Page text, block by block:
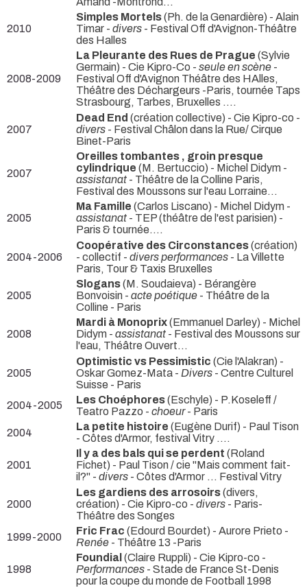
2010
Simples Mortels(Ph. de la Genardière) - Alain
Timar - divers - Festival Off d'Avignon-Théâtre
des Halles
2008-2009
La Pleurante des Rues de Prague (Sylvie
Germain) - Cie Kipro-Co - seule en scène -
Festival Off d'Avignon Théâtre des HAlles,
Théâtre des Déchargeurs -Paris, tournée Taps
Strasbourg, Tarbes, Bruxelles ....
2007
Dead End (création collective) - Cie Kipro-co -
divers - Festival Châlon dans la Rue/ Cirque
Binet-Paris
2007
Oreilles tombantes , groin presque
cylindrique (M. Bertuccio) - Michel Didym -
assistanat - Théâtre de la Colline Paris,
Festival des Moussons sur l'eau Lorraine...
2005
Ma Famille (Carlos Liscano) - Michel Didym -
assistanat - TEP (théâtre de l'est parisien) -
Paris & tournée....
2004-2006
Coopérative des Circonstances(création)
- collectif - divers performances - La Villette
Paris, Tour & Taxis Bruxelles
2005
Slogans(M. Soudaieva) - Bérangère
Bonvoisin - acte poétique - Théâtre de la
Colline - Paris
2008
Mardi à Monoprix(Emmanuel Darley) - Michel
Didym - assistanat - Festival des Moussons sur
l'eau, Théâtre Ouvert...
2005
Optimistic vs Pessimistic (Cie l'Alakran) -
Oskar Gomez-Mata - Divers - Centre Culturel
Suisse - Paris
2004-2005
Les Choéphores(Eschyle) - P.Koseleff /
Teatro Pazzo - choeur- Paris
2004
La petite histoire (Eugène Durif) - Paul Tison
- Côtes d'Armor, festival Vitry ....
2001
Il y a des bals qui se perdent (Roland
Fichet) - Paul Tison / cie "Mais comment fait-
il?" - divers - Côtes d'Armor ... Festival Vitry
2000
Les gardiens des arrosoirs(divers,
création) - Cie Kipro-co - divers - Paris-
Théâtre des Songes
1999-2000
Fric Frac (Edourd Bourdet) - Aurore Prieto -
Renée - Théâtre 13 -Paris
1998
Foundial (Claire Ruppli) - Cie Kipro-co -
Performances - Stade de France St-Denis
pour la coupe du monde de Football 1998